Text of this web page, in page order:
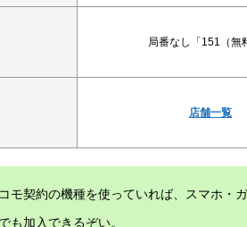
局番なし「151（無
店舗一覧
モ契約の機種を使っていれば、スマホ・
も加入できるぞい。